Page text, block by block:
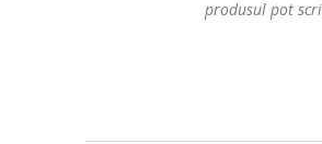
produsul pot